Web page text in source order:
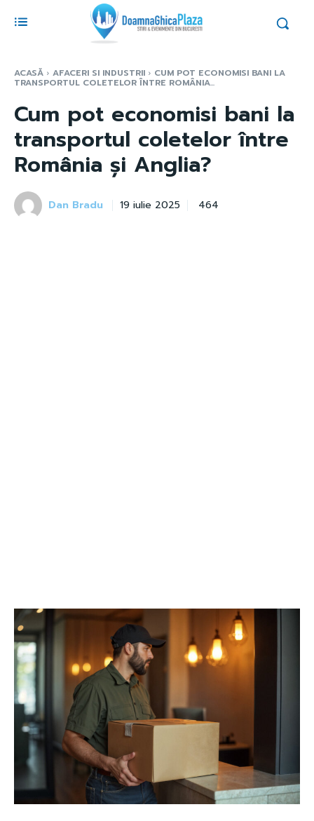
ACASĂ AFACERI SI INDUSTRII CUM POT ECONOMISI BANI LA
TRANSPORTUL COLETELOR ÎNTRE ROMÂNIA...
Cum pot economisi bani la
transportul coletelor între
România și Anglia?
Dan Bradu 19 iulie 2025 464